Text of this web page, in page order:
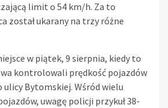
limit o 54 km/h. Za to
został ukarany na trzy różne
w piątek, 9 sierpnia, kiedy to
kontrolowali prędkość pojazdów
ulicy Bytomskiej. Wśród wielu
uwagę policji przykuł 38-